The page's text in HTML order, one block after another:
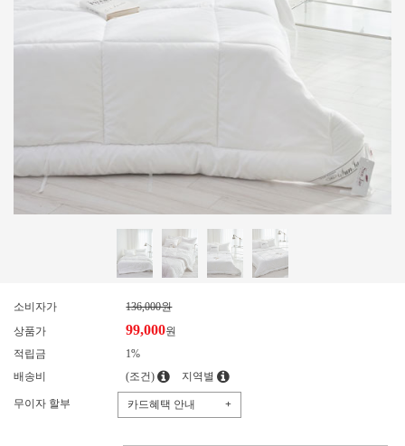
소비자가
136,000원
상품가
99,000원
적립금
1%
배송비
(조건) 지역별
무이자 할부 카드혜택 안내 +